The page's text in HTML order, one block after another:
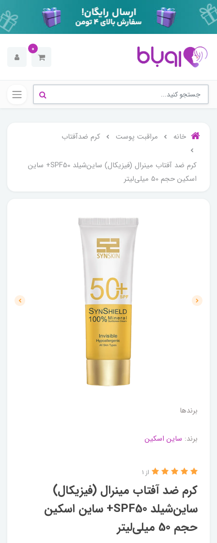
0
خانه مراقبت پوست کرم ضدآفتاب
کرم ضد آفتاب مینرال (فیزیکال) ساین‌شیلد SPF50+ ساین
اسکین حجم 50 میلی‌لیتر
برندها
برند: ساین اسکین
کرم ضد آفتاب مینرال (فیزیکال)
ساین‌شیلد SPF50+ ساین اسکین
حجم 50 میلی‌لیتر
از 1